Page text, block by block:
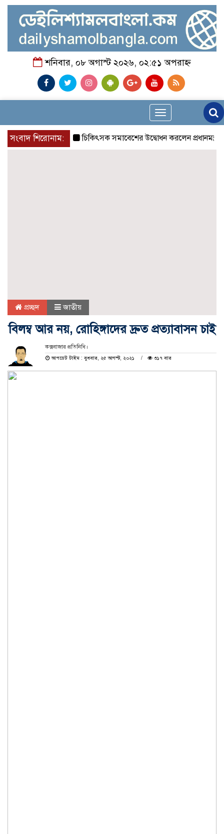
শনিবার, ০৮ অগাস্ট ২০২৬, ০২:৫১ অপরাহ্ন
Toggle
navigation
সংবাদ শিরোনাম: চিকিৎসক সমাবেশের উদ্বোধন করলেন প্রধানমন্ত্রী
প্রচ্ছদ জাতীয়
বিলম্ব আর নয়, রোহিঙ্গাদের দ্রুত প্রত্যাবাসন চাই
কক্সবাজার প্রতিনিধি।
আপডেট টাইম : বুধবার, ২৫ আগস্ট, ২০২১
৩১৭ বার